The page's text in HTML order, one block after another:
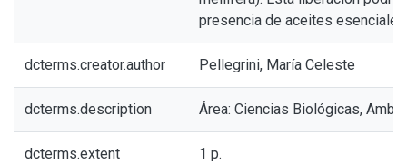
presencia de aceites
dcterms.creator.author Pellegrini, María Celeste
dcterms.description Área: Ciencias Biológicas,
dcterms.extent 1 p.